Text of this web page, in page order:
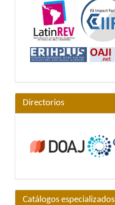
Directorios
Catálogos especializados